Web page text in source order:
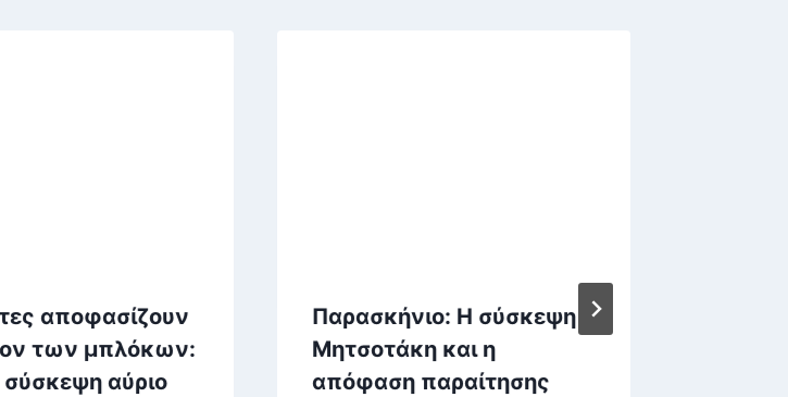
αποφασίζουν
των μπλόκων:
σύσκεψη αύριο
Παρασκήνιο: Η σύσκεψη
Μητσοτάκη και η
απόφαση παραίτησης